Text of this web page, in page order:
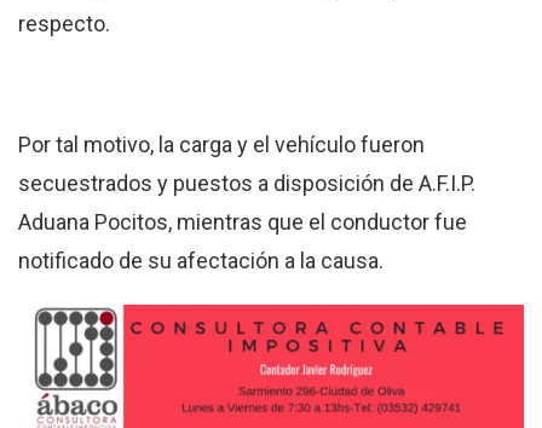
respecto.
Por tal motivo, la carga y el vehículo fueron
secuestrados y puestos a disposición de A.F.I.P.
Aduana Pocitos, mientras que el conductor fue
notificado de su afectación a la causa.